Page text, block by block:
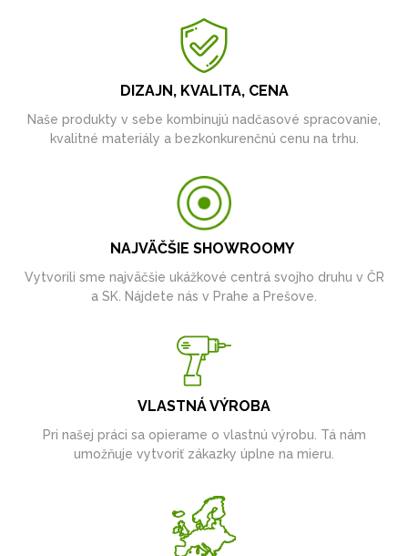
DIZAJN, KVALITA, CENA
Naše produkty v sebe kombinujú nadčasové spracovanie,
kvalitné materiály a bezkonkurenčnú cenu na trhu.
NAJVÄČŠIE SHOWROOMY
Vytvorili sme najväčšie ukážkové centrá svojho druhu v ČR
a SK. Nájdete nás v Prahe a Prešove.
VLASTNÁ VÝROBA
Pri našej práci sa opierame o vlastnú výrobu. Tá nám
umožňuje vytvoriť zákazky úplne na mieru.